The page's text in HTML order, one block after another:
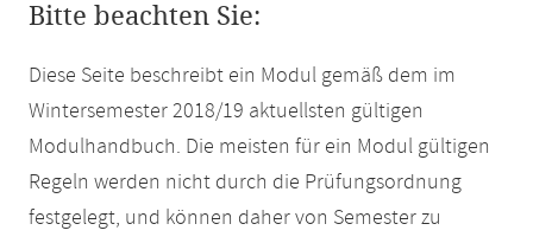
Bitte beachten Sie:
Diese Seite beschreibt ein Modul gemäß dem im
Wintersemester 2018/19 aktuellsten gültigen
Modulhandbuch. Die meisten für ein Modul gültigen
Regeln werden nicht durch die Prüfungsordnung
festgelegt, und können daher von Semester zu